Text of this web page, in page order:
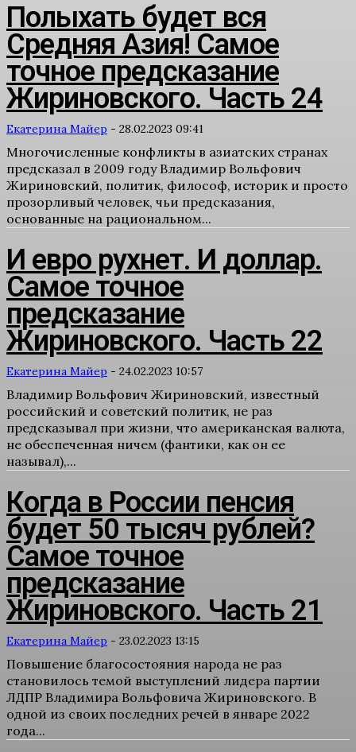
Полыхать будет вся
Средняя Азия! Самое
точное предсказание
Жириновского. Часть 24
Екатерина Майер - 28.02.2023 09:41
Многочисленные конфликты в азиатских странах
предсказал в 2009 году Владимир Вольфович
Жириновский, политик, философ, историк и просто
прозорливый человек, чьи предсказания,
основанные на рациональном...
И евро рухнет. И доллар.
Самое точное
предсказание
Жириновского. Часть 22
Екатерина Майер - 24.02.2023 10:57
Владимир Вольфович Жириновский, известный
российский и советский политик, не раз
предсказывал при жизни, что американская валюта,
не обеспеченная ничем (фантики, как он ее
называл),...
Когда в России пенсия
будет 50 тысяч рублей?
Самое точное
предсказание
Жириновского. Часть 21
Екатерина Майер - 23.02.2023 13:15
Повышение благосостояния народа не раз
становилось темой выступлений лидера партии
ЛДПР Владимира Вольфовича Жириновского. В
одной из своих последних речей в январе 2022
года...